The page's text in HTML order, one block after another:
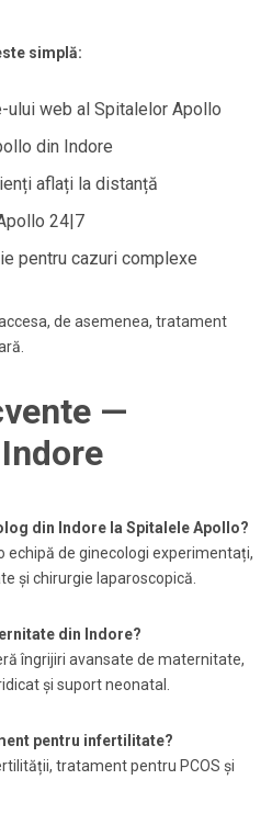
simplă:
web al Spitalelor Apollo
din Indore
aflați la distanță
24|7
pentru cazuri complexe
de asemenea, tratament
—
din Indore la Spitalele Apollo?
echipă de ginecologi experimentați,
și chirurgie laparoscopică.
din Indore?
îngrijiri avansate de maternitate,
și suport neonatal.
pentru infertilitate?
tratament pentru PCOS și